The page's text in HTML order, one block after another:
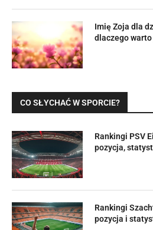
Imię Zoja dla
dlaczego
CO SŁYCHAĆ W SPORCIE?
Rankingi PSV
pozycja,
Rankingi
pozycja i